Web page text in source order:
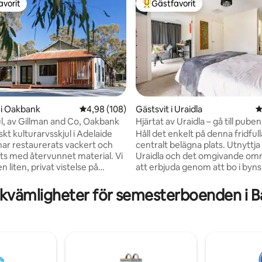
betyg, 101 omdömen
Oakbank 4,98 av 5 i genomsnittligt betyg, 108
4,98 (108)
av Gillman and Co, Oakbank
kulturarvsskjul i Adelaide
restaurerats vackert och
med återvunnet material. Vi
liten, privat vistelse på
en fridfull vistelse på en gård
att ströva omkring och
TV. Men vi har en rad böcker
Populär gästfavorit
Gästfavorit
Gästsvit i Uraidla
Hjärtat av Uraidla – gå till
Håll det enkelt på denna
centralt belägna plats. Utnyttja
Uraidla och det omgivande
att erbjuda genom att bo i byns
Uraidla Hotel & Republic
minuters promenad från
tillgängliga sju dagar i veckan.
för semesterboenden i